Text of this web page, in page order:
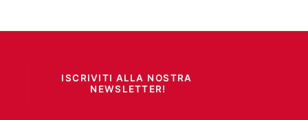
ISCRIVITI ALLA NOSTRA
NEWSLETTER!